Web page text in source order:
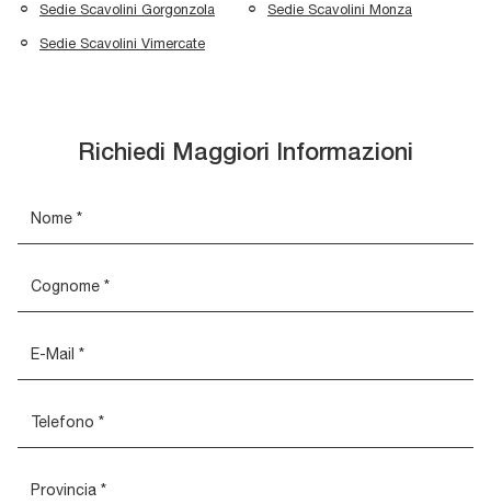
Sedie Scavolini Gorgonzola Sedie Scavolini Monza
Sedie Scavolini Vimercate
Richiedi Maggiori Informazioni